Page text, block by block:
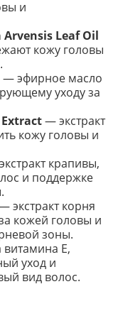
и
Leaf Oil
кожу головы
— эфирное масло
уходу за
— экстракт
кожу головы и
крапивы,
и поддержке
экстракт корня
кожей головы и
зоны.
Е,
уход и
вид волос.